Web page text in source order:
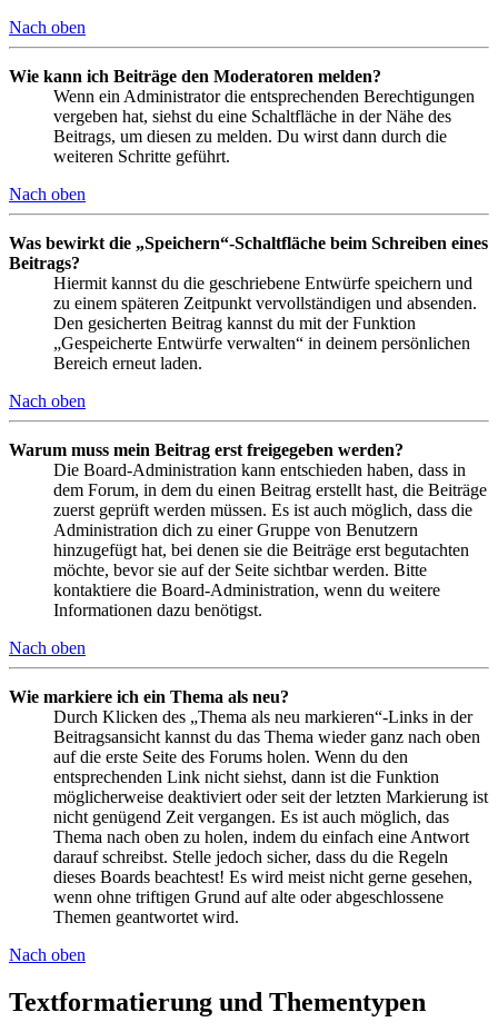
Nach oben
Wie kann ich Beiträge den Moderatoren melden?
Wenn ein Administrator die entsprechenden Berechtigungen
vergeben hat, siehst du eine Schaltfläche in der Nähe des
Beitrags, um diesen zu melden. Du wirst dann durch die
weiteren Schritte geführt.
Nach oben
Was bewirkt die „Speichern“-Schaltfläche beim Schreiben eines
Beitrags?
Hiermit kannst du die geschriebene Entwürfe speichern und
zu einem späteren Zeitpunkt vervollständigen und absenden.
Den gesicherten Beitrag kannst du mit der Funktion
„Gespeicherte Entwürfe verwalten“ in deinem persönlichen
Bereich erneut laden.
Nach oben
Warum muss mein Beitrag erst freigegeben werden?
Die Board-Administration kann entschieden haben, dass in
dem Forum, in dem du einen Beitrag erstellt hast, die Beiträge
zuerst geprüft werden müssen. Es ist auch möglich, dass die
Administration dich zu einer Gruppe von Benutzern
hinzugefügt hat, bei denen sie die Beiträge erst begutachten
möchte, bevor sie auf der Seite sichtbar werden. Bitte
kontaktiere die Board-Administration, wenn du weitere
Informationen dazu benötigst.
Nach oben
Wie markiere ich ein Thema als neu?
Durch Klicken des „Thema als neu markieren“-Links in der
Beitragsansicht kannst du das Thema wieder ganz nach oben
auf die erste Seite des Forums holen. Wenn du den
entsprechenden Link nicht siehst, dann ist die Funktion
möglicherweise deaktiviert oder seit der letzten Markierung ist
nicht genügend Zeit vergangen. Es ist auch möglich, das
Thema nach oben zu holen, indem du einfach eine Antwort
darauf schreibst. Stelle jedoch sicher, dass du die Regeln
dieses Boards beachtest! Es wird meist nicht gerne gesehen,
wenn ohne triftigen Grund auf alte oder abgeschlossene
Themen geantwortet wird.
Nach oben
Textformatierung und Thementypen